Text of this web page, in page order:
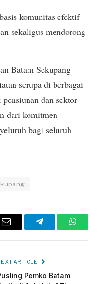
komunitas efektif
sekaligus mendorong
Batam Sekupang
serupa di berbagai
dan sektor
dari komitmen
bagi seluruh
Email Telegram
ARTICLE
Pemko Batam